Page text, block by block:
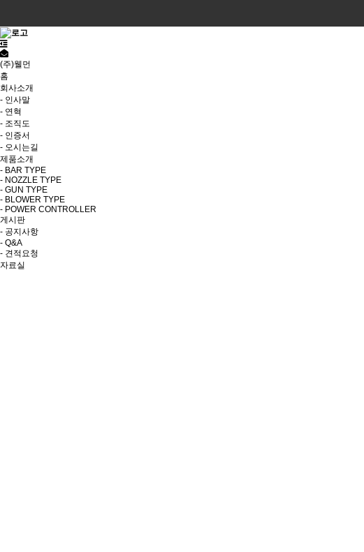
(주)웰먼
홈
회사소개
- 인사말
- 연혁
- 조직도
- 인증서
- 오시는길
제품소개
- BAR TYPE
- NOZZLE TYPE
- GUN TYPE
- BLOWER TYPE
- POWER CONTROLLER
게시판
- 공지사항
- Q&A
- 견적요청
자료실